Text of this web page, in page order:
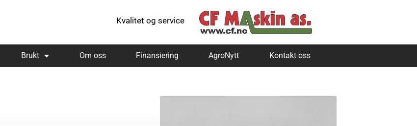
Kvalitet og service
Brukt Om oss Finansiering AgroNytt Kontakt oss